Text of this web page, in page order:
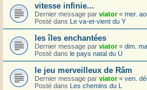
vitesse infinie...
Dernier message par viator« mer.
Posté dans Le va-et-vient du Y
les îles enchantées
Dernier message par viator« dim.
Posté dans le pays natal du U
le jeu merveilleux de Râm
Dernier message par viator« ven.
Posté dans Les chemins du L